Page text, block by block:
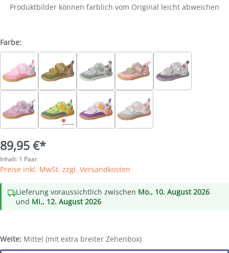
Produktbilder können farblich vom Original leicht abweichen
Farbe:
89,95 €*
Inhalt: 1 Paar
Preise inkl. MwSt. zzgl. Versandkosten
Lieferung voraussichtlich zwischen Mo., 10. August 2026
und Mi., 12. August 2026
Weite: Mittel (mit extra breiter Zehenbox)